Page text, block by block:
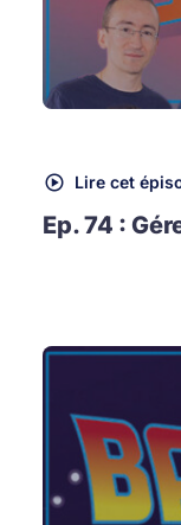
Lire cet
Ep. 74 :